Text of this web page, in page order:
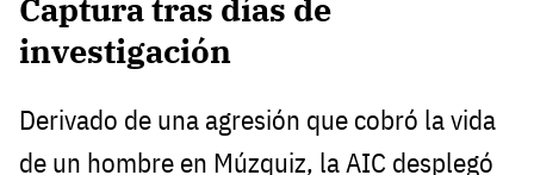
Captura tras días de
investigación
Derivado de una agresión que cobró la vida
de un hombre en Múzquiz, la AIC desplegó